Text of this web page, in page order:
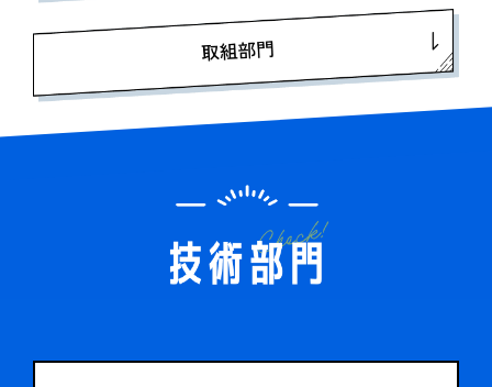
入院保険金・手術保険金のご請求
きっかけ・できごとから探す
終身保険
養老保険
お見積りシミュレーション
【まずはご相談ください】企業経営でお悩みの方はこ
法人のお客さま向け商品一覧
法人向け資料請求
お役立ち情報
お金
かんぽ生命について
会社概要
株主・投資家のみなさまへ